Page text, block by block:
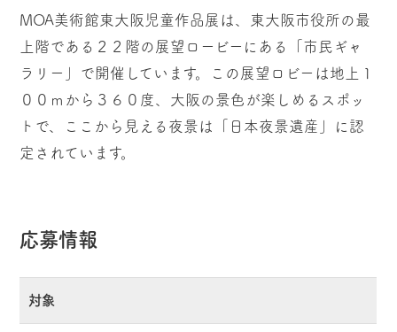
MOA美術館東大阪児童作品展は、東大阪市役所の最
上階である２２階の展望ロービーにある「市民ギャ
ラリー」で開催しています。この展望ロビーは地上１
００ｍから３６０度、大阪の景色が楽しめるスポッ
トで、ここから見える夜景は「日本夜景遺産」に認
定されています。
応募情報
対象